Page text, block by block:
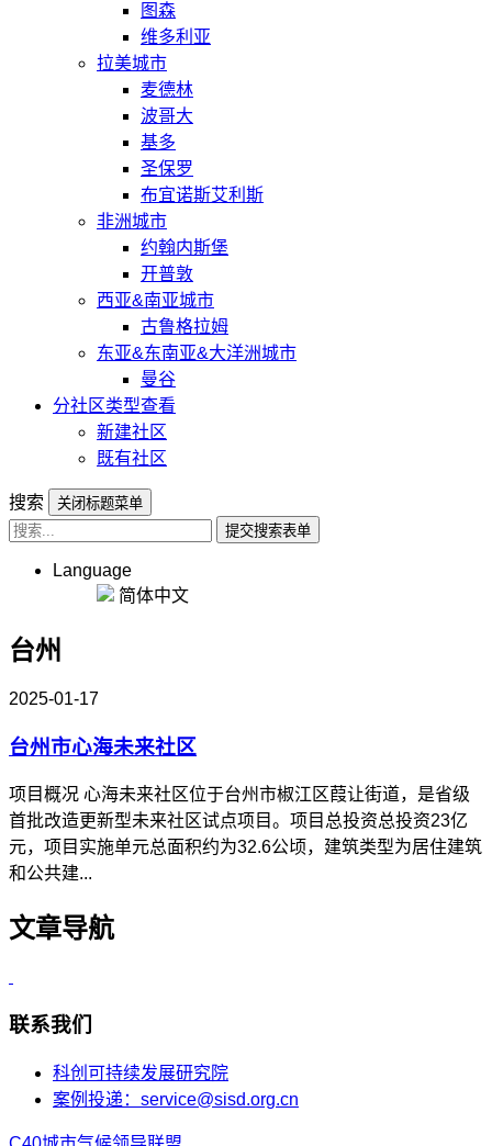
图森
维多利亚
拉美城市
麦德林
波哥大
基多
圣保罗
布宜诺斯艾利斯
非洲城市
约翰内斯堡
开普敦
西亚&南亚城市
古鲁格拉姆
东亚&东南亚&大洋洲城市
曼谷
分社区类型查看
新建社区
既有社区
搜索
关闭标题菜单
提交搜索表单
Language
简体中文
台州
2025-01-17
台州市心海未来社区
项目概况 心海未来社区位于台州市椒江区葭让街道，是省级
首批改造更新型未来社区试点项目。项目总投资总投资23亿
元，项目实施单元总面积约为32.6公顷，建筑类型为居住建筑
和公共建...
文章导航
联系我们
科创可持续发展研究院
案例投递：service@sisd.org.cn